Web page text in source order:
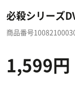
必殺シリーズ
商品番号
1,599円